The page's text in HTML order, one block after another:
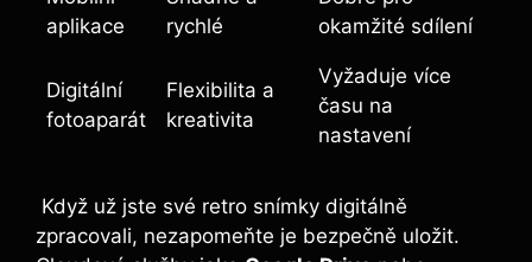
‌aplikace
rychlé
okamžité sdílení
Digitální⁢
fotoaparát
Flexibilita⁢ a
kreativita
Vyžaduje⁣ více
‍času ‍na
nastavení
⁤ Když už‍ jste své retro snímky digitálně‌
zpracovali, nezapomeňte ⁤je bezpečně‍ uložit.